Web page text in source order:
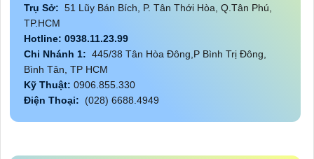
Trụ Sở: 51 Lũy Bán Bích, P. Tân Thới Hòa, Q.Tân Phú,
TP.HCM
Hotline: 0938.11.23.99
Chi Nhánh 1: 445/38 Tân Hòa Đông,P Bình Trị Đông,
Bình Tân, TP HCM
Kỹ Thuật: 0906.855.330
Điện Thoại: (028) 6688.4949